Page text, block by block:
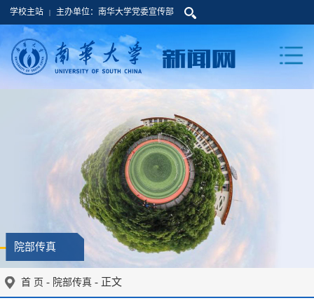
学校主站 | 主办单位：南华大学党委宣传部
院部传真
首 页 - 院部传真 - 正文